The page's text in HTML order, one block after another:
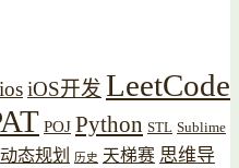
iosiOS开发 LeetCode
POJ Python STL Sublime
动态规划 历史 天梯赛 思维导